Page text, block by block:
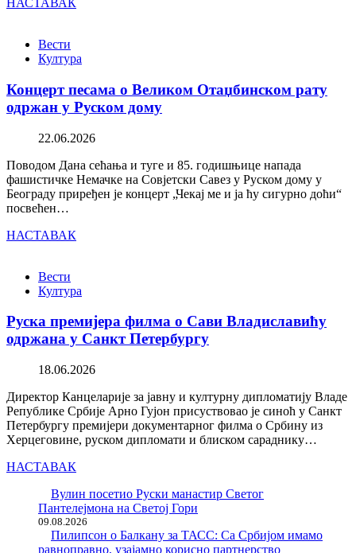
НАСТАВАК
Вести
Култура
Концерт песама о Великом Отаџбинском рату
одржан у Руском дому
22.06.2026
Поводом Дана сећања и туге и 85. годишњице напада
фашистичке Немачке на Совјетски Савез у Руском дому у
Београду приређен је концерт „Чекај ме и ја ћу сигурно доћи“
посвећен…
НАСТАВАК
Вести
Култура
Руска премијера филма о Сави Владиславићу
одржана у Санкт Петербургу
18.06.2026
Директор Канцеларије за јавну и културну дипломатију Владе
Републике Србије Арно Гујон присуствовао је синоћ у Санкт
Петербургу премијери документарног филма о Србину из
Херцеговине, руском дипломати и блиском сараднику…
НАСТАВАК
Вулин посетио Руски манастир Светог
Пантелејмона на Светој Гори
09.08.2026
Пилипсон о Балкану за ТАСС: Са Србијом имамо
равноправно, узајамно корисно партнерство